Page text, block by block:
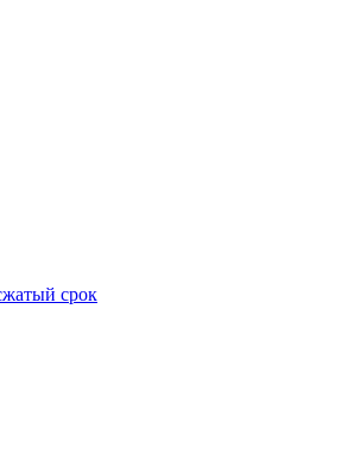
срок